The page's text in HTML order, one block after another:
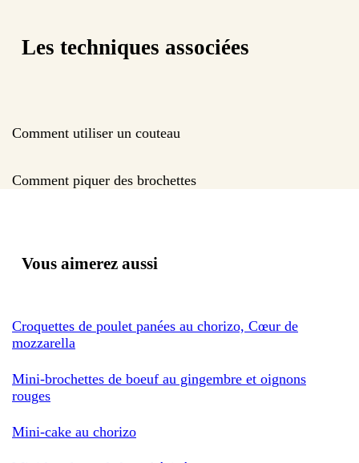
Les techniques associées
Comment utiliser un couteau
Comment piquer des brochettes
Vous aimerez aussi
Croquettes de poulet panées au chorizo, Cœur de
mozzarella
Mini-brochettes de boeuf au gingembre et oignons
rouges
Mini-cake au chorizo